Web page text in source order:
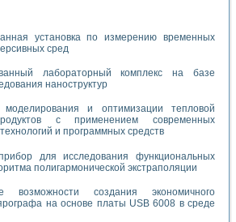
установка по измерению временных
сред
лабораторный комплекс на базе
наноструктур
моделирования и оптимизации тепловой
с применением современных
и программных средств
для исследования функциональных
полигармонической экстраполяции
возможности создания экономичного
на основе платы USB 6008 в среде